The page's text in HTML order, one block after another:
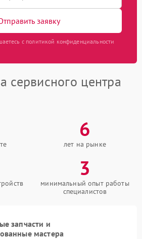
заявку
с политикой конфиденциальности
сервисного центра
6
лет на рынке
3
минимальный опыт работы
специалистов
запчасти и
мастера